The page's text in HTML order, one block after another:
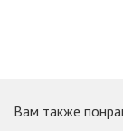
Вам также